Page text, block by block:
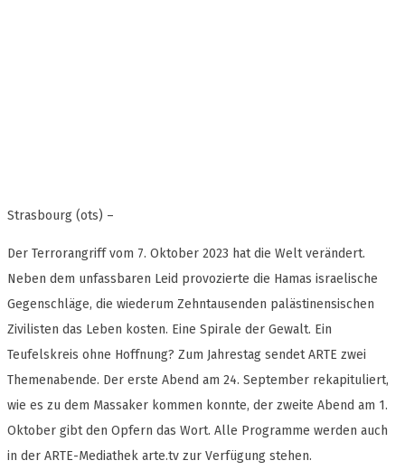
Strasbourg (ots) –
Der Terrorangriff vom 7. Oktober 2023 hat die Welt verändert.
Neben dem unfassbaren Leid provozierte die Hamas israelische
Gegenschläge, die wiederum Zehntausenden palästinensischen
Zivilisten das Leben kosten. Eine Spirale der Gewalt. Ein
Teufelskreis ohne Hoffnung? Zum Jahrestag sendet ARTE zwei
Themenabende. Der erste Abend am 24. September rekapituliert,
wie es zu dem Massaker kommen konnte, der zweite Abend am 1.
Oktober gibt den Opfern das Wort. Alle Programme werden auch
in der ARTE-Mediathek arte.tv zur Verfügung stehen.